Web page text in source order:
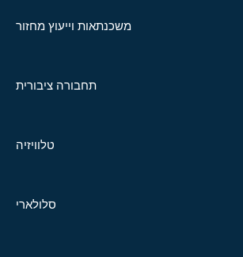
משכנתאות וייעוץ מחזור
תחבורה ציבורית
טלוויזיה
סלולארי